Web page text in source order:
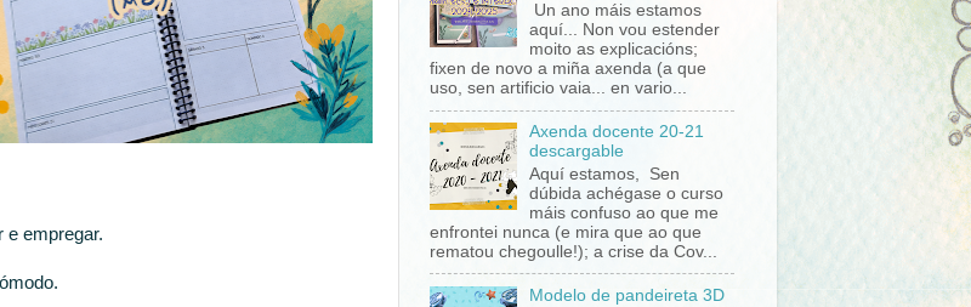
e empregar.
Un ano máis estamos
aquí... Non vou estender
moito as explicacións;
fixen de novo a miña axenda (a que
uso, sen artificio vaia... en vario...
Axenda docente 20-21
descargable
Aquí estamos, Sen
dúbida achégase o curso
máis confuso ao que me
enfrontei nunca (e mira que ao que
rematou chegoulle!); a crise da Cov...
Modelo de pandeireta 3D